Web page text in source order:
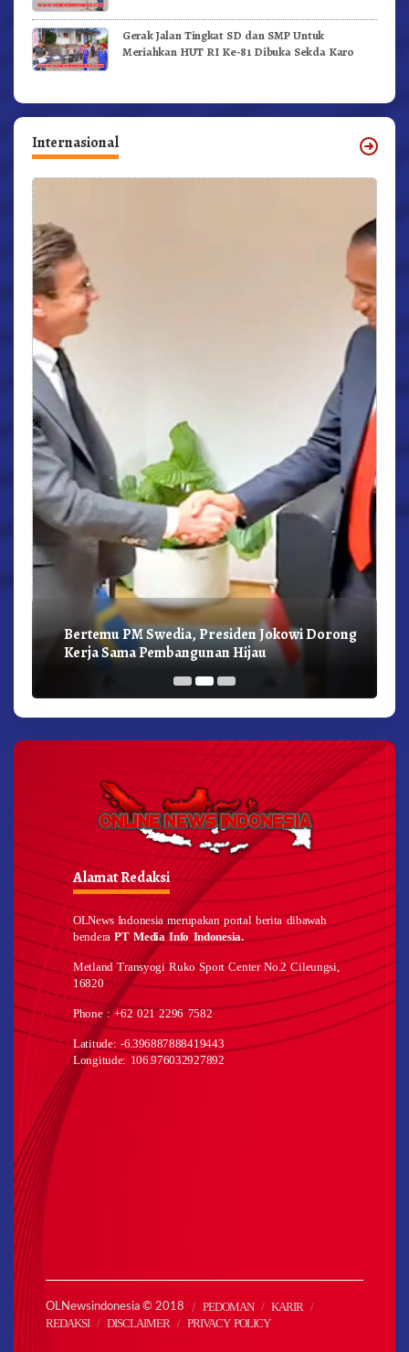
Gerak Jalan Tingkat SD dan SMP Untuk
Meriahkan HUT RI Ke-81 Dibuka Sekda Karo
Internasional
Bertemu PM Swedia, Presiden Jokowi Dorong
Kerja Sama Pembangunan Hijau
Alamat Redaksi
OLNews Indonesia merupakan portal berita dibawah
benderaPT Media Info Indonesia.
Metland Transyogi Ruko Sport Center No.2 Cileungsi,
16820
Phone : +62 021 2296 7582
Latitude: -6.396887888419443
Longitude: 106.976032927892
OLNewsindonesia © 2018 PEDOMAN
KARIR
REDAKSI
DISCLAIMER PRIVACY POLICY